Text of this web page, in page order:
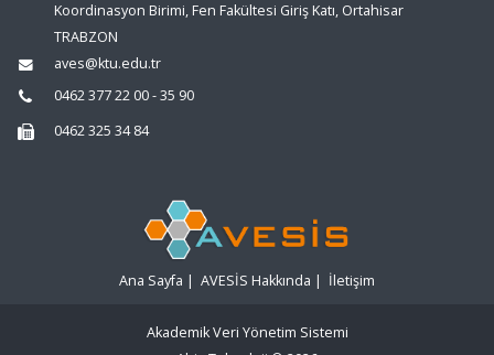
Koordinasyon Birimi, Fen Fakültesi Giriş Katı, Ortahisar
TRABZON
aves@ktu.edu.tr
0462 377 22 00 - 35 90
0462 325 34 84
Ana Sayfa | AVESİS Hakkında | İletişim
Akademik Veri Yönetim Sistemi